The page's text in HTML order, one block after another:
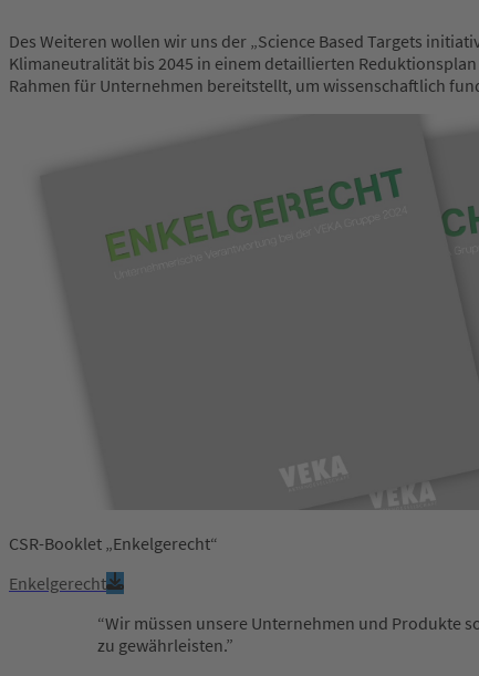
Des Weiteren wollen wir uns der „Science Based Targets
Klimaneutralität bis 2045 in einem detaillierten
Rahmen für Unternehmen bereitstellt, um wissenschaftlich
CSR-Booklet „Enkelgerecht“
Enkelgerecht
Wir müssen unsere Unternehmen und Produkte
zu gewährleisten.